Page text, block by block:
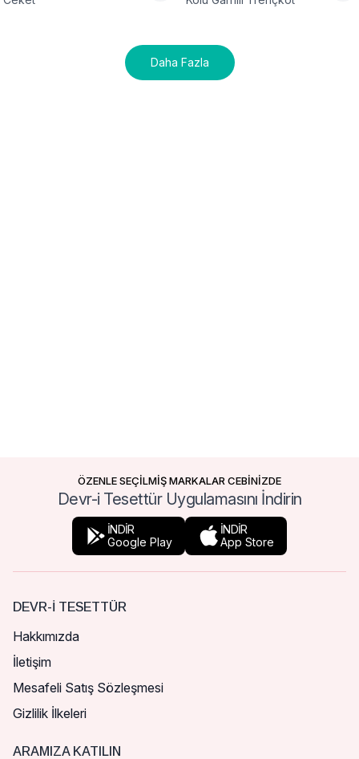
Daha Fazla
ÖZENLE SEÇİLMİŞ MARKALAR CEBİNİZDE
Devr-i Tesettür Uygulamasını İndirin
İNDİR
Google Play
İNDİR
App Store
DEVR-I TESETTÜR
Hakkımızda
İletişim
Mesafeli Satış Sözleşmesi
Gizlilik İlkeleri
ARAMIZA KATILIN